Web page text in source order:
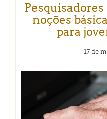
noções
para
17 de